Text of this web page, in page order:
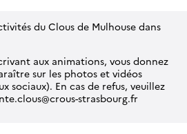
du Clous de Mulhouse dans
aux animations, vous donnez
sur les photos et vidéos
sociaux). En cas de refus, veuillez
strasbourg.fr